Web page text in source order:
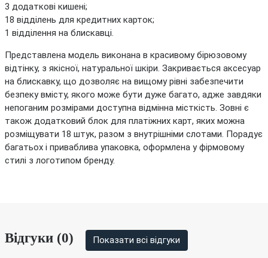
3 додаткові кишені;
18 відділень для кредитних карток;
1 відділення на блискавці.
Представлена модель виконана в красивому бірюзовому
відтінку, з якісної, натуральної шкіри. Закривається аксесуар
на блискавку, що дозволяє на вищому рівні забезпечити
безпеку вмісту, якого може бути дуже багато, адже завдяки
непоганим розмірами доступна відмінна місткість. Зовні є
також додатковий блок для платіжних карт, яких можна
розміщувати 18 штук, разом з внутрішніми слотами. Порадує
багатьох і приваблива упаковка, оформлена у фірмовому
стилі з логотипом бренду.
Відгуки (0) Показати всі відгуки